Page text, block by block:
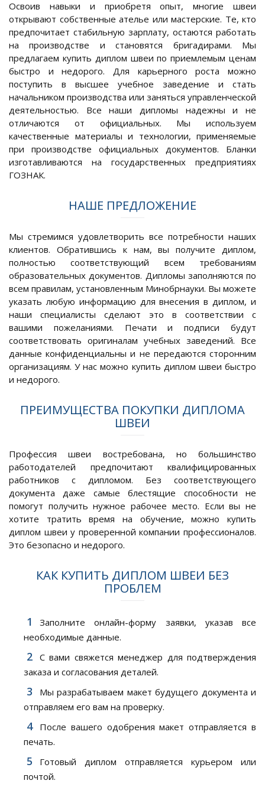
Освоив навыки и приобретя опыт, многие швеи
открывают собственные ателье или мастерские. Те, кто
предпочитает стабильную зарплату, остаются работать
на производстве и становятся бригадирами. Мы
предлагаем купить диплом швеи по приемлемым ценам
быстро и недорого. Для карьерного роста можно
поступить в высшее учебное заведение и стать
начальником производства или заняться управленческой
деятельностью. Все наши дипломы надежны и не
отличаются от официальных. Мы используем
качественные материалы и технологии, применяемые
при производстве официальных документов. Бланки
изготавливаются на государственных предприятиях
ГОЗНАК.
НАШЕ ПРЕДЛОЖЕНИЕ
Мы стремимся удовлетворить все потребности наших
клиентов. Обратившись к нам, вы получите диплом,
полностью соответствующий всем требованиям
образовательных документов. Дипломы заполняются по
всем правилам, установленным Минобрнауки. Вы можете
указать любую информацию для внесения в диплом, и
наши специалисты сделают это в соответствии с
вашими пожеланиями. Печати и подписи будут
соответствовать оригиналам учебных заведений. Все
данные конфиденциальны и не передаются сторонним
организациям. У нас можно купить диплом швеи быстро
и недорого.
ПРЕИМУЩЕСТВА ПОКУПКИ ДИПЛОМА
ШВЕИ
Профессия швеи востребована, но большинство
работодателей предпочитают квалифицированных
работников с дипломом. Без соответствующего
документа даже самые блестящие способности не
помогут получить нужное рабочее место. Если вы не
хотите тратить время на обучение, можно купить
диплом швеи у проверенной компании профессионалов.
Это безопасно и недорого.
КАК КУПИТЬ ДИПЛОМ ШВЕИ БЕЗ
ПРОБЛЕМ
Заполните онлайн-форму заявки, указав все
необходимые данные.
С вами свяжется менеджер для подтверждения
заказа и согласования деталей.
Мы разрабатываем макет будущего документа и
отправляем его вам на проверку.
После вашего одобрения макет отправляется в
печать.
Готовый диплом отправляется курьером или
почтой.